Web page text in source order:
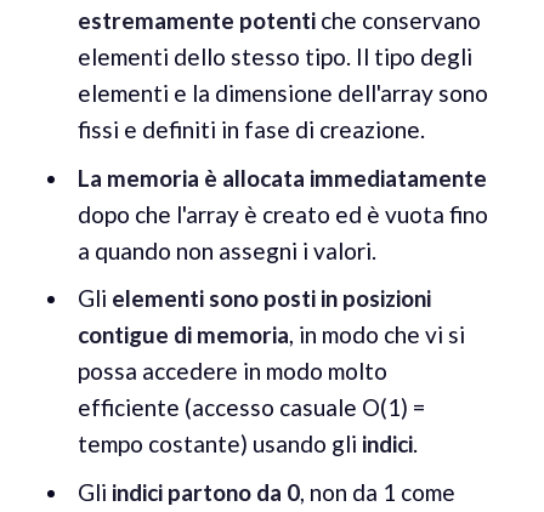
estremamente potentiche conservano
elementi dello stesso tipo. Il tipo degli
elementi e la dimensione dell'array sono
fissi e definiti in fase di creazione.
La memoria è allocata immediatamente
dopo che l'array è creato ed è vuota fino
a quando non assegni i valori.
Gli elementi sono posti in posizioni
contigue di memoria, in modo che vi si
possa accedere in modo molto
efficiente (accesso casuale O(1) =
tempo costante) usando gli indici.
Gli indici partono da 0, non da 1 come